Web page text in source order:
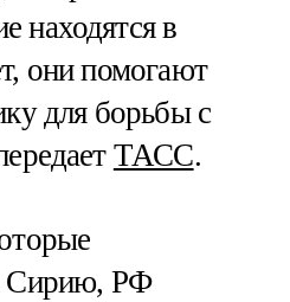
находятся в
они помогают
для борьбы с
ТАСС.
Сирию, РФ